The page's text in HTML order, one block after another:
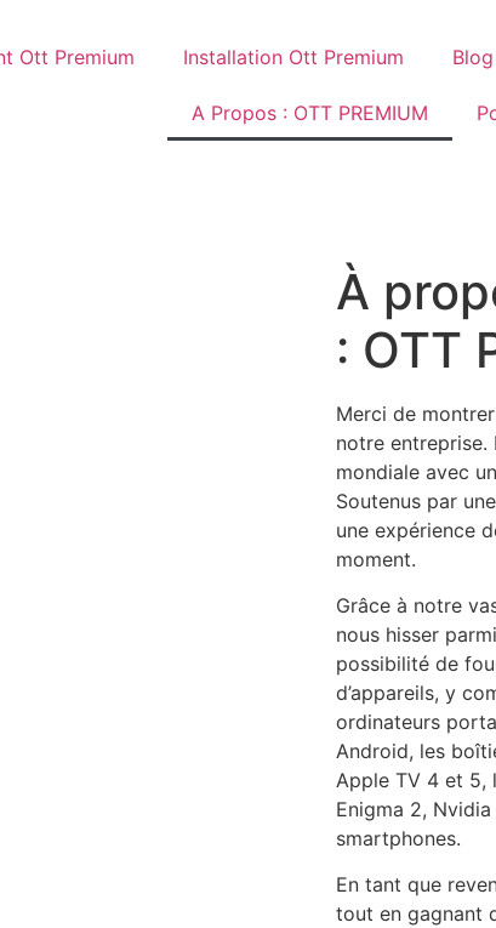
Ott Premium Installation Ott Premium
A Propos : OTT PREMIUM
À
: OTT
Merci de
notre entreprise.
mondiale avec
Soutenus par
une expérience
moment.
Grâce à notre
nous hisser
possibilité de
d’appareils, y
ordinateurs
Android, les
Apple TV 4 et 5,
Enigma 2,
smartphones.
En tant que
tout en gagnant